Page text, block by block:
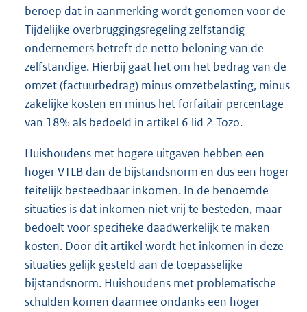
beroep dat in aanmerking wordt genomen voor de
Tijdelijke overbruggingsregeling zelfstandig
ondernemers betreft de netto beloning van de
zelfstandige. Hierbij gaat het om het bedrag van de
omzet (factuurbedrag) minus omzetbelasting, minus
zakelijke kosten en minus het forfaitair percentage
van 18% als bedoeld in artikel 6 lid 2 Tozo.
Huishoudens met hogere uitgaven hebben een
hoger VTLB dan de bijstandsnorm en dus een hoger
feitelijk besteedbaar inkomen. In de benoemde
situaties is dat inkomen niet vrij te besteden, maar
bedoelt voor specifieke daadwerkelijk te maken
kosten. Door dit artikel wordt het inkomen in deze
situaties gelijk gesteld aan de toepasselijke
bijstandsnorm. Huishoudens met problematische
schulden komen daarmee ondanks een hoger